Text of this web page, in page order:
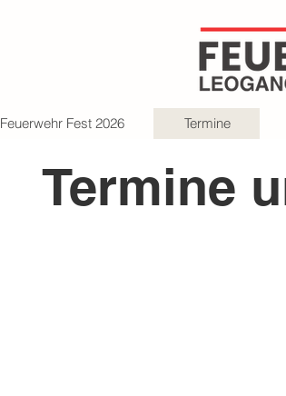
Feuerwehr Fest 2026 Termine
Termine